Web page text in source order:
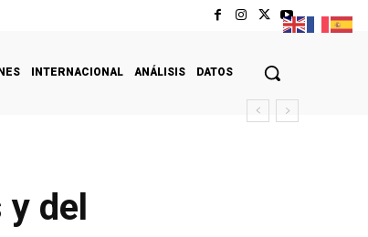
INTERNACIONAL ANÁLISIS DATOS
y del